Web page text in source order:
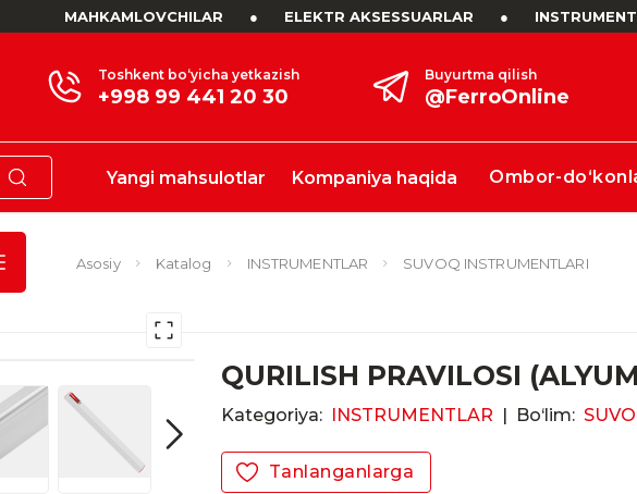
MAHKAMLOVCHILAR ● ELEKTR AKSESSUARLAR ●
Toshkent bo‘yicha yetkazish
+998 99 441 20 30
Buyurtma qilish
@FerroOnline
Yangi mahsulotlar Kompaniya haqida Ombor-
Asosiy Katalog INSTRUMENTLAR SUVOQ INSTRUMENTLARI
QURILISH PRAVILOSI
Kategoriya: INSTRUMENTLAR | Bo‘lim:
Tanlanganlarga